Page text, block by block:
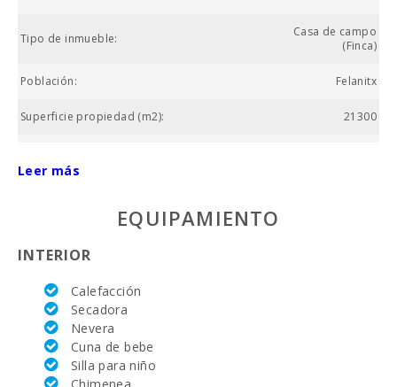
Tipo de inmueble:
Casa de campo
(Finca)
Población: Felanitx
Superficie propiedad (m2): 21300
Equitación Son Menut (km):
Hospital de Manacor (km):
Hospital Son Espases Palma de Mallorca (km):
Mercado semanal en Porto Colom ( los martes )
(km):
Mercado semanal en Felanitx ( los domingos )
Leer más
EQUIPAMIENTO
INTERIOR
Calefacción
Secadora
Nevera
Cuna de bebe
Silla para niño